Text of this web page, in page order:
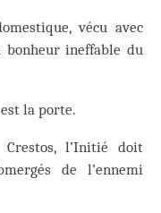
vécu avec
bonheur ineffable du
la porte.
l’Initié doit
de l’ennemi